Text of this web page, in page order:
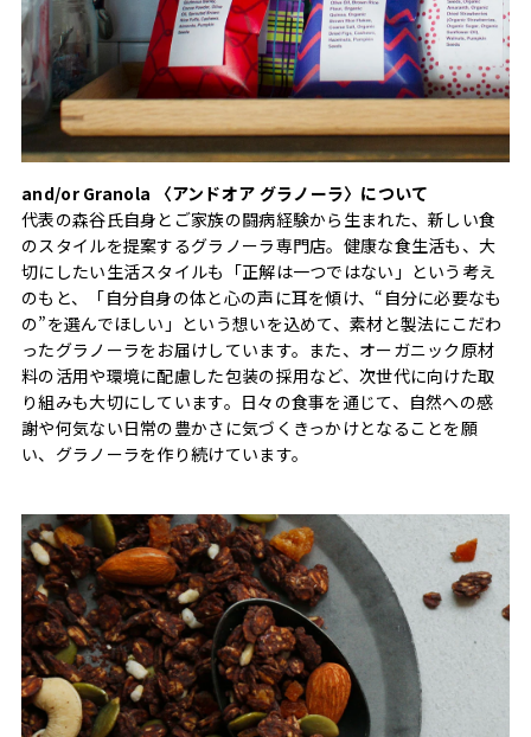
and/or Granola 〈アンドオア グラノーラ〉について
代表の森谷氏自身とご家族の闘病経験から生まれた、新しい食
のスタイルを提案するグラノーラ専門店。健康な食生活も、大
切にしたい生活スタイルも「正解は一つではない」という考え
のもと、「自分自身の体と心の声に耳を傾け、“自分に必要なも
の”を選んでほしい」という想いを込めて、素材と製法にこだわ
ったグラノーラをお届けしています。また、オーガニック原材
料の活用や環境に配慮した包装の採用など、次世代に向けた取
り組みも大切にしています。日々の食事を通じて、自然への感
謝や何気ない日常の豊かさに気づくきっかけとなることを願
い、グラノーラを作り続けています。